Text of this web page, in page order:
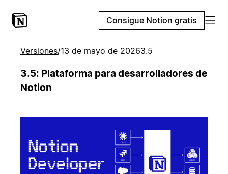
Consigue Notion gratis
Versiones/13 de mayo de 20263.5
3.5: Plataforma para desarrolladores de
Notion